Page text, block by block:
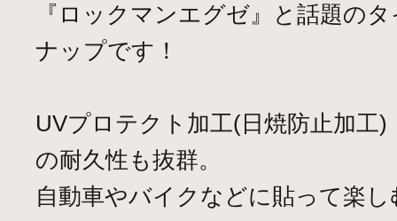
『ロックマンエグゼ』と話題の
ナップです！
UVプロテクト加工(日焼防止加工
の耐久性も抜群。
自動車やバイクなどに貼って楽